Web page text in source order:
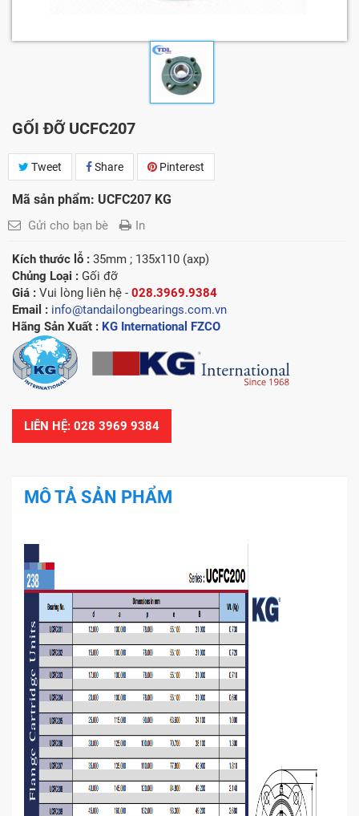
GỐI ĐỠ UCFC207
Tweet Share Pinterest
Mã sản phẩm: UCFC207 KG
Gửi cho bạn bè In
Kích thước lỗ : 35mm ; 135x110 (axp)
Chủng Loại : Gối đỡ
Giá : Vui lòng l iên hệ - 028.3969.9384
Email : info@tandailongbearings.com.vn
Hãng Sản Xuất : KG International FZCO
LIÊN HỆ: 028 3969 9384
MÔ TẢ SẢN PHẨM